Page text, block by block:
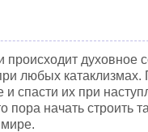
духовное
любых катаклизмах.
и спасти их при
пора начать строить